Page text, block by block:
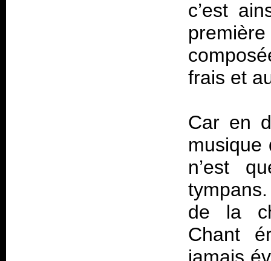
c’est
frais et
Car en
n’est
de la
Chant